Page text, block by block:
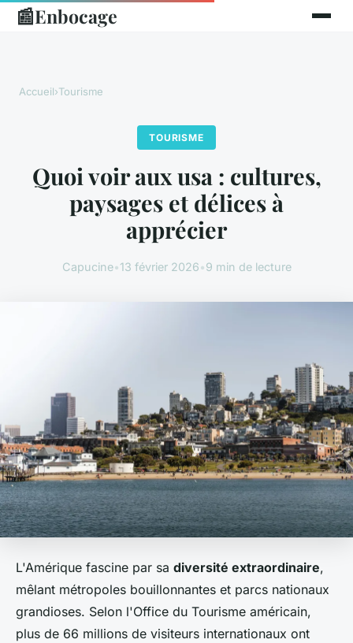
📰Enbocage
Accueil›Tourisme
TOURISME
Quoi voir aux usa : cultures,
paysages et délices à
apprécier
Capucine•13 février 2026•9 min de lecture
L'Amérique fascine par sa diversité extraordinaire,
mêlant métropoles bouillonnantes et parcs nationaux
grandioses. Selon l'Office du Tourisme américain,
plus de 66 millions de visiteurs internationaux ont